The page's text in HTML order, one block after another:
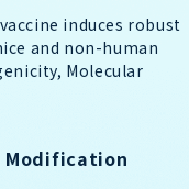
induces robust
and non-human
Molecular
Modification